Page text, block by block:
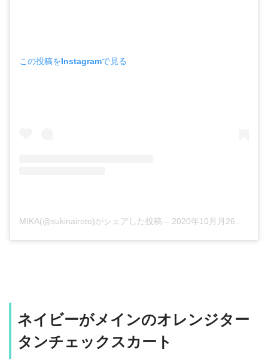
この投稿をInstagramで見る
MIKA(@sukinairoto)がシェアした投稿 – 2020年10月月26日午後11時58分PDT
ネイビーがメインのオレンジター
タンチェックスカート